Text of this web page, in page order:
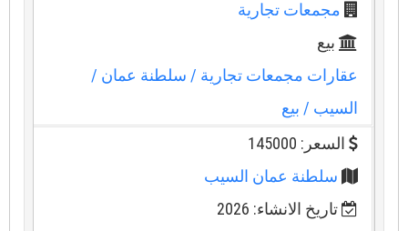
مجمعات تجارية
بيع
عقارات مجمعات تجارية/ سلطنة عمان/
السيب/ بيع
السعر: 145000
سلطنة عمان السيب
تاريخ الانشاء: 2026